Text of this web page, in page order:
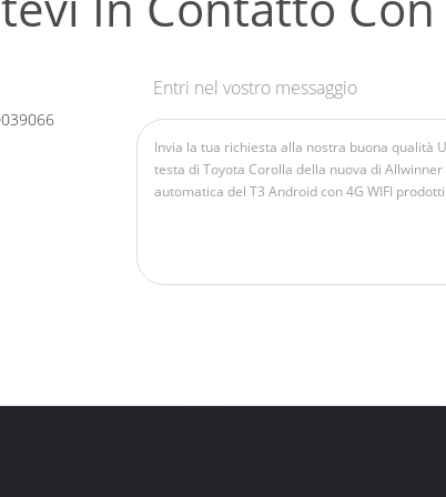
Entri nel vostro messaggio